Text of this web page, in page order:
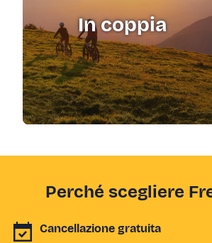
In coppia
Perché scegliere
Cancellazione gratuita